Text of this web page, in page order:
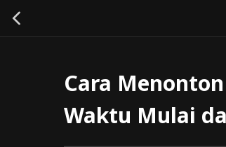
Cara
Waktu Mulai